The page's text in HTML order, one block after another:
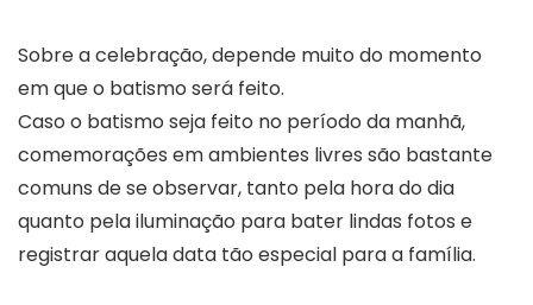
Sobre a celebração, depende muito do momento
em que o batismo será feito.
Caso o batismo seja feito no período da manhã,
comemorações em ambientes livres são bastante
comuns de se observar, tanto pela hora do dia
quanto pela iluminação para bater lindas fotos e
registrar aquela data tão especial para a família.